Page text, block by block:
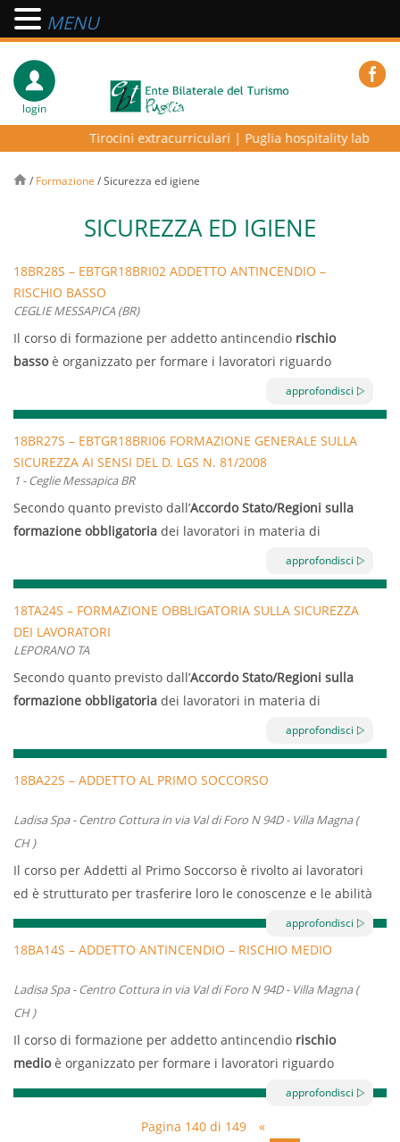
login
Tirocini extracurriculari| Puglia hospitality lab –
/ Formazione /Sicurezza ed igiene
SICUREZZA ED IGIENE
18BR28S – EBTGR18BRI02 ADDETTO ANTINCENDIO –
RISCHIO BASSO
CEGLIE MESSAPICA (BR)
Il corso di formazione per addetto antincendio rischio
bassoè organizzato per formare i lavoratori riguardo
lottaantincendioegestione delle emergenze.
Il corso prevede 4 ore di formazione e si svolgerà presso
la MED COOKING SCHOOL , Via Elia Giuseppe, 1 – Ceglie
Messapica (BR) il 20 Aprile dalle ore 16.00 alle ore 20.00.
approfondisci
18BR27S – EBTGR18BRI06 FORMAZIONE GENERALE SULLA
SICUREZZA AI SENSI DEL D. LGS N. 81/2008
1 - Ceglie Messapica BR
Secondo quanto previsto dall’Accordo Stato/Regioni sulla
formazione obbligatoria dei lavoratori in materia di
l’obbligo di
sottoporre a formazione tutti i lavoratori.
Il corso, che prevede 8 ore divise in 4 ore di formazione
generale e 4 ore di formazione specifica, si terrà il 13 e 16
Aprile 2018 presso la MED COOKING SCHOOL , Via Elia
Giuseppe, 1 – Ceglie Messapica BR dalle ore 16.00 alle ore
20.00.
approfondisci
18TA24S – FORMAZIONE OBBLIGATORIA SULLA SICUREZZA
DEI LAVORATORI
LEPORANO TA
Secondo quanto previsto dall’Accordo Stato/Regioni sulla
formazione obbligatoria dei lavoratori in materia di
l’obbligo di
sottoporre a formazione tutti i lavoratori.
Il corso, che prevede 8 ore divise in 4 ore di formazione
La formazione avrà luogo presso la sede dell’azienda
approfondisci
18BA22S – ADDETTO AL PRIMO SOCCORSO
Ladisa Spa - Centro Cottura in via Val di Foro N 94D - Villa Magna (
CH )
Il corso per Addetti al Primo Soccorso è rivolto ai lavoratori
ed è strutturato per trasferire loro le conoscenze e le abilità
necessarie a gestire situazioni in materia di primo soccorso
20-21-22/03/2018 dalle ore 14.45 alle ore 18.45 presso la
sede aziendale di Ladisa Spa Centro Cottura in via Val di
Foro N 94D – Villa Magna (CH)
approfondisci
18BA14S – ADDETTO ANTINCENDIO – RISCHIO MEDIO
Ladisa Spa - Centro Cottura in via Val di Foro N 94D - Villa Magna (
CH )
Il corso di formazione per addetto antincendio rischio
medioè organizzato per formare i lavoratori riguardo
l’attuazione dellemisure di prevenzione incendi
, lotta
approfondisci
Pagina 140 di 149
«
MENU